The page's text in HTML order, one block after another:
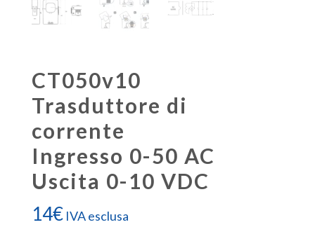
CT050v10
Trasduttore di
corrente
Ingresso 0-50 AC
Uscita 0-10 VDC
14€ IVA esclusa